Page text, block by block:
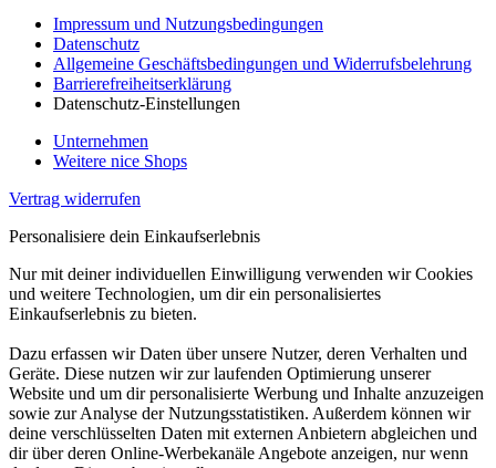
Impressum und Nutzungsbedingungen
Datenschutz
Allgemeine Geschäftsbedingungen und Widerrufsbelehrung
Barrierefreiheitserklärung
Datenschutz-Einstellungen
Unternehmen
Weitere nice Shops
Vertrag widerrufen
Personalisiere dein Einkaufserlebnis
Nur mit deiner individuellen Einwilligung verwenden wir Cookies
und weitere Technologien, um dir ein personalisiertes
Einkaufserlebnis zu bieten.
Dazu erfassen wir Daten über unsere Nutzer, deren Verhalten und
Geräte. Diese nutzen wir zur laufenden Optimierung unserer
Website und um dir personalisierte Werbung und Inhalte anzuzeigen
sowie zur Analyse der Nutzungsstatistiken. Außerdem können wir
deine verschlüsselten Daten mit externen Anbietern abgleichen und
dir über deren Online-Werbekanäle Angebote anzeigen, nur wenn